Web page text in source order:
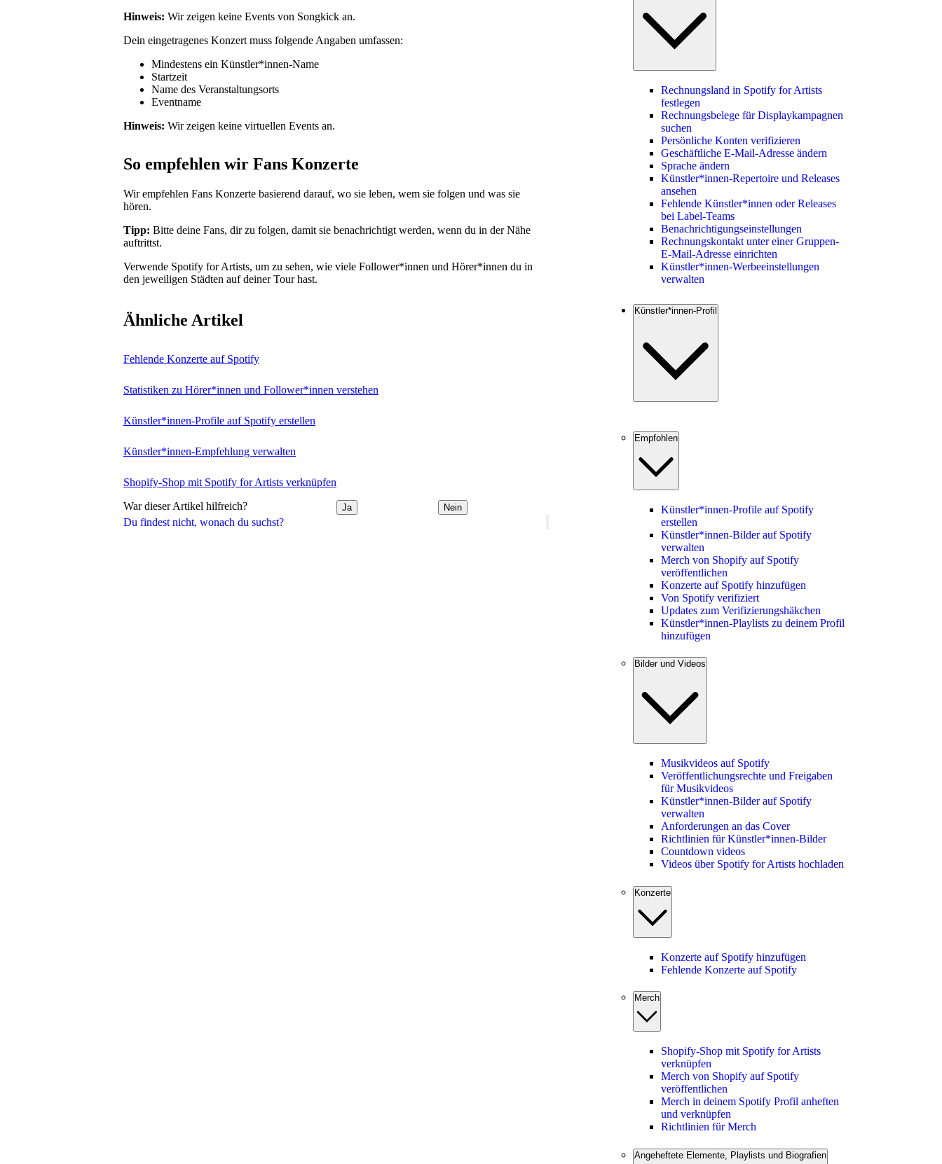
Du findest nicht, wonach du suchst?
Hinweis: Wir zeigen keine Events von Songkick an.
Dein eingetragenes Konzert muss folgende Angaben umfassen:
Mindestens ein Künstler*innen-Name
Startzeit
Name des Veranstaltungsorts
Eventname
Hinweis: Wir zeigen keine virtuellen Events an.
So empfehlen wir Fans Konzerte
Wir empfehlen Fans Konzerte basierend darauf, wo sie leben, wem sie folgen und was sie
hören.
Tipp: Bitte deine Fans, dir zu folgen, damit sie benachrichtigt werden, wenn du in der Nähe
auftrittst.
Verwende Spotify for Artists, um zu sehen, wie viele Follower*innen und Hörer*innen du in
den jeweiligen Städten auf deiner Tour hast.
Ähnliche Artikel
Fehlende Konzerte auf Spotify
Statistiken zu Hörer*innen und Follower*innen verstehen
Künstler*innen-Profile auf Spotify erstellen
Künstler*innen-Empfehlung verwalten
Shopify-Shop mit Spotify for Artists verknüpfen
War dieser Artikel hilfreich? Ja Nein
Rechnungsland in Spotify for Artists
festlegen
Rechnungsbelege für Displaykampagnen
suchen
Persönliche Konten verifizieren
Geschäftliche E-Mail-Adresse ändern
Sprache ändern
Künstler*innen-Repertoire und Releases
ansehen
Fehlende Künstler*innen oder Releases
bei Label-Teams
Benachrichtigungseinstellungen
Rechnungskontakt unter einer Gruppen-
E-Mail-Adresse einrichten
Künstler*innen-Werbeeinstellungen
verwalten
Künstler*innen-Profil
Empfohlen
Künstler*innen-Profile auf Spotify
erstellen
Künstler*innen-Bilder auf Spotify
verwalten
Merch von Shopify auf Spotify
veröffentlichen
Konzerte auf Spotify hinzufügen
Von Spotify verifiziert
Updates zum Verifizierungshäkchen
Künstler*innen-Playlists zu deinem Profil
hinzufügen
Bilder und Videos
Musikvideos auf Spotify
Veröffentlichungsrechte und Freigaben
für Musikvideos
Künstler*innen-Bilder auf Spotify
verwalten
Anforderungen an das Cover
Richtlinien für Künstler*innen-Bilder
Countdown videos
Videos über Spotify for Artists hochladen
Konzerte
Konzerte auf Spotify hinzufügen
Fehlende Konzerte auf Spotify
Merch
Shopify-Shop mit Spotify for Artists
verknüpfen
Merch von Shopify auf Spotify
veröffentlichen
Merch in deinem Spotify Profil anheften
und verknüpfen
Richtlinien für Merch
Angeheftete Elemente, Playlists und Biografien